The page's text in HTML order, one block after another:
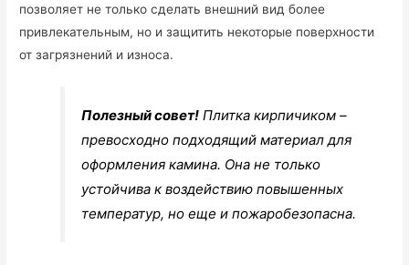
позволяет не только сделать внешний вид более
привлекательным, но и защитить некоторые поверхности
от загрязнений и износа.
Полезный совет! Плитка кирпичиком –
превосходно подходящий материал для
оформления камина. Она не только
устойчива к воздействию повышенных
температур, но еще и пожаробезопасна.